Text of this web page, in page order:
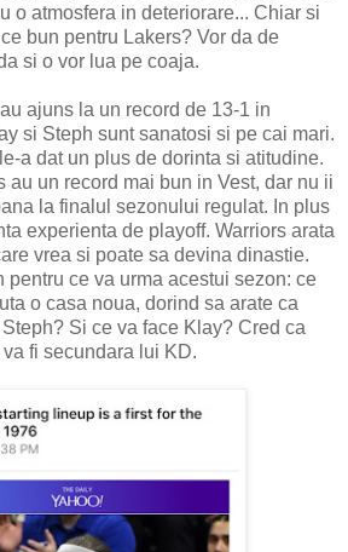
o atmosfera in deteriorare... Chiar si
bun pentru Lakers? Vor da de
si o vor lua pe coaja.
ajuns la un record de 13-1 in
si Steph sunt sanatosi si pe cai mari.
le-a dat un plus de dorinta si atitudine.
au un record mai bun in Vest, dar nu ii
la finalul sezonului regulat. In plus
experienta de playoff. Warriors arata
vrea si poate sa devina dinastie.
pentru ce va urma acestui sezon: ce
o casa noua, dorind sa arate ca
Si ce va face Klay? Cred ca
fi secundara lui KD.